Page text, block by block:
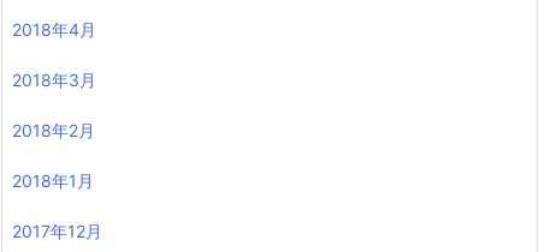
2018年4月
2018年3月
2018年2月
2018年1月
2017年12月